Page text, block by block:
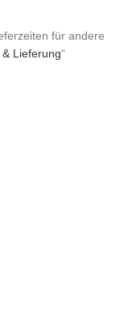
für andere
Lieferung“